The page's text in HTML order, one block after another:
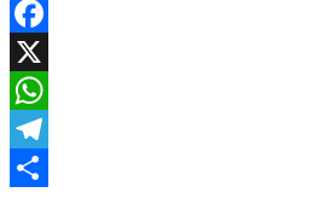
Yahoo
Mail
Facebook
X
WhatsApp
Telegram